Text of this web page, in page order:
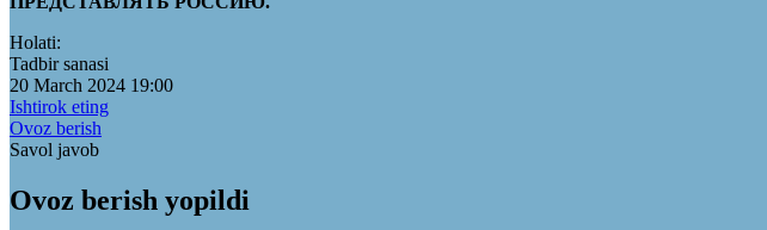
Holati:
Tadbir sanasi
20 March 2024 19:00
Ishtirok eting
Ovoz berish
Savol javob
Ovoz berish yopildi